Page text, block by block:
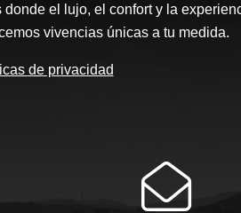
el lujo, el confort y la
vivencias únicas a tu medida.
de privacidad